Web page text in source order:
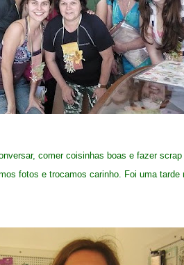
comer coisinhas boas e fazer
fotos e trocamos carinho. Foi uma tarde